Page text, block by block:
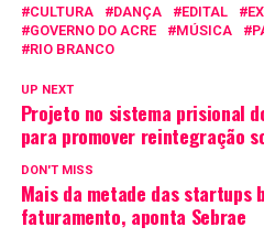
CULTURA
DANÇA EDITAL
GOVERNO DO ACRE
MÚSICA
RIO BRANCO
UP NEXT
Projeto no sistema prisional
para promover reintegração
DON'T MISS
Mais da metade das startups
faturamento, aponta Sebrae